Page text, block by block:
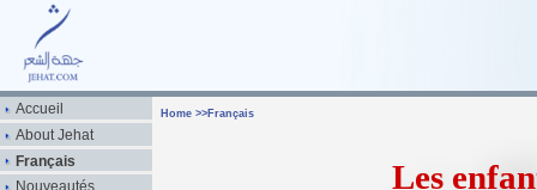
Accueil
About Jehat
Français
Nouveautés
Home >> Français
Les